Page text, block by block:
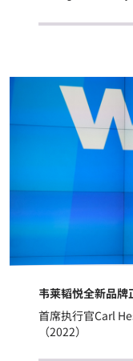
韦莱韬悦全新品牌
首席执行官Carl
（2022）